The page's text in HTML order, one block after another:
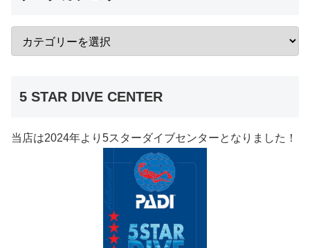
5 STAR DIVE CENTER
当店は2024年より5スターダイブセンターとなりました！